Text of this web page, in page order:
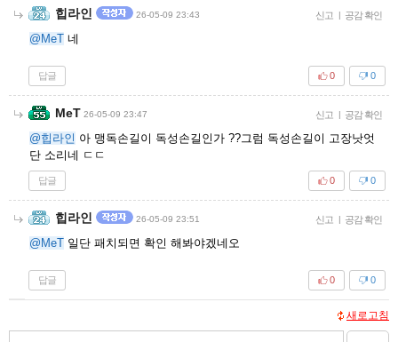
힙라인 26-05-09 23:43 신고 | 공감 확인
@MeT 네
답글 0
0
MeT 26-05-09 23:47 신고 | 공감 확인
@힙라인 아 맹독손길이 독성손길인가 ??그럼 독성손길이 고장낫엇
단 소리네 ㄷㄷ
답글 0
0
힙라인 26-05-09 23:51 신고 | 공감 확인
@MeT 일단 패치되면 확인 해봐야겠네오
답글 0
0
새로고침